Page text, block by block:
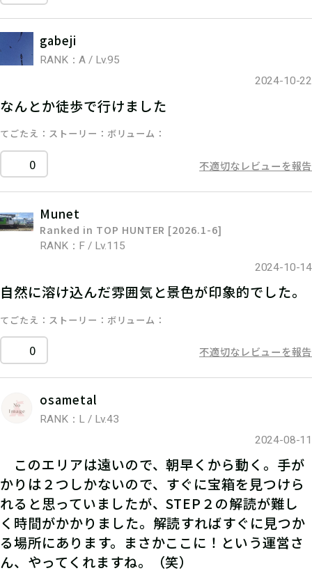
gabeji
RANK：A / Lv.95
2024-10-22
なんとか徒歩で行けました
てごたえ ストーリー ボリューム
0 不適切なレビューを報告
Munet
Ranked in TOP HUNTER [2026.1-6]
RANK：F / Lv.115
2024-10-14
自然に溶け込んだ雰囲気と景色が印象的でした。
てごたえ ストーリー ボリューム
0 不適切なレビューを報告
osametal
RANK：L / Lv.43
2024-08-11
このエリアは遠いので、朝早くから動く。手が
かりは２つしかないので、すぐに宝箱を見つけら
れると思っていましたが、STEP２の解読が難し
く時間がかかりました。解読すればすぐに見つか
る場所にあります。まさかここに！という運営さ
ん、やってくれますね。（笑）